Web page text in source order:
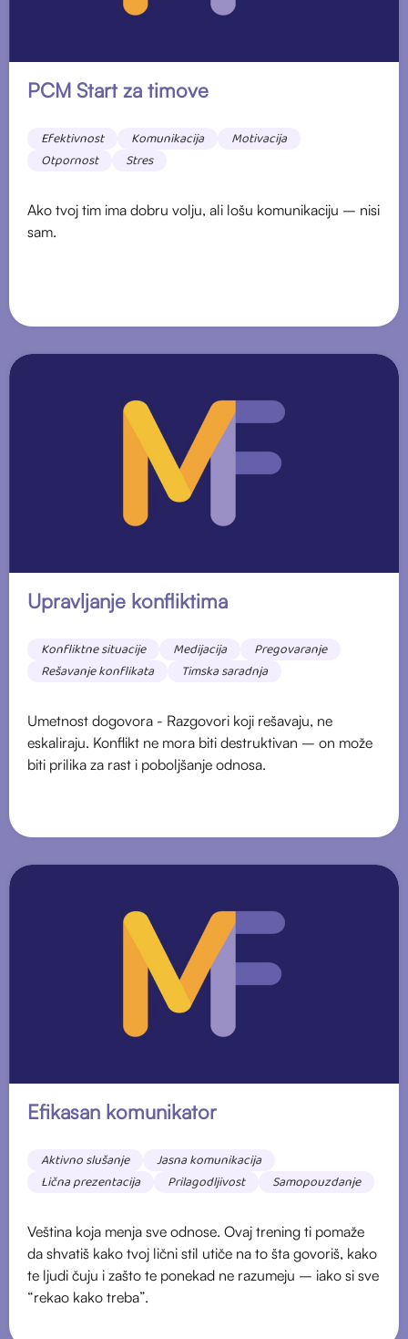
PCM Start za timove
Efektivnost Komunikacija
Motivacija
Otpornost
Stres
Ako tvoj tim ima dobru volju, ali lošu komunikaciju – nisi
sam.
Upravljanje konfliktima
Konfliktne situacije Medijacija
Pregovaranje
Rešavanje konflikata
Timska saradnja
Umetnost dogovora - Razgovori koji rešavaju, ne
eskaliraju. Konflikt ne mora biti destruktivan – on može
biti prilika za rast i poboljšanje odnosa.
Efikasan komunikator
Aktivno slušanje
Jasna komunikacija
Lična prezentacija
Prilagodljivost Samopouzdanje
Veština koja menja sve odnose. Ovaj trening ti pomaže
da shvatiš kako tvoj lični stil utiče na to šta govoriš, kako
te ljudi čuju i zašto te ponekad ne razumeju – iako si sve
“rekao kako treba”.